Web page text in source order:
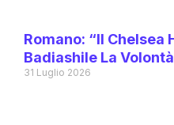
Romano: “Il Chelsea
Badiashile La
31 Luglio 2026